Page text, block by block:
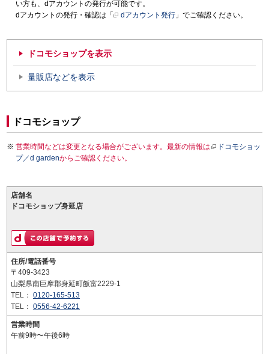
い方も、dアカウントの発行が可能です。
dアカウントの発行・確認は「
dアカウント発行 」でご確認ください。
ドコモショップを表示
量販店などを表示
ドコモショップ
営業時間などは変更となる場合がございます。最新の情報は
ドコモショッ
プ／d gardenからご確認ください。
店舗名
ドコモショップ身延店
住所/電話番号
〒409-3423
山梨県南巨摩郡身延町飯富2229-1
TEL： 0120-165-513
TEL： 0556-42-6221
営業時間
午前9時〜午後6時